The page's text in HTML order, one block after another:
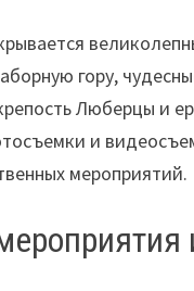
гору,
Люберцы и
и
мероприятий.